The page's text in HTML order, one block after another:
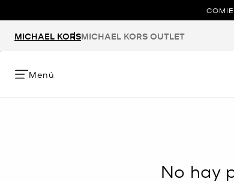
MICHAEL KORSMICHAEL KORS OUTLET
Menú
No hay